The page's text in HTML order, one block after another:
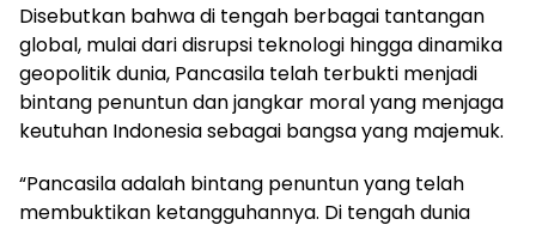
Disebutkan bahwa di tengah berbagai tantangan
global, mulai dari disrupsi teknologi hingga dinamika
geopolitik dunia, Pancasila telah terbukti menjadi
bintang penuntun dan jangkar moral yang menjaga
keutuhan Indonesia sebagai bangsa yang majemuk.
“Pancasila adalah bintang penuntun yang telah
membuktikan ketangguhannya. Di tengah dunia